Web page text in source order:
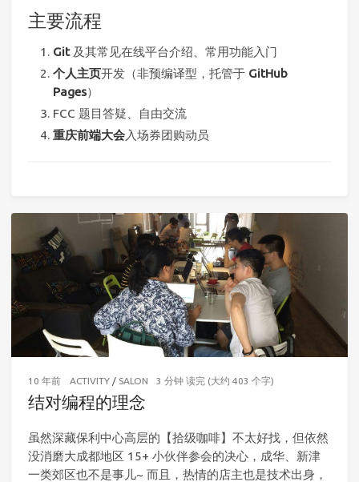
主要流程
Git及其常见在线平台介绍、常用功能入门
个人主页开发（非预编译型，托管于 GitHub
Pages）
FCC 题目答疑、自由交流
重庆前端大会入场券团购动员
10 年前 ACTIVITY/ SALON 3 分钟 读完 (大约 403 个字)
结对编程的理念
虽然深藏保利中心高层的【拾级咖啡】不太好找，但依然
没消磨大成都地区 15+ 小伙伴参会的决心，成华、新津
一类郊区也不是事儿~ 而且，热情的店主也是技术出身，